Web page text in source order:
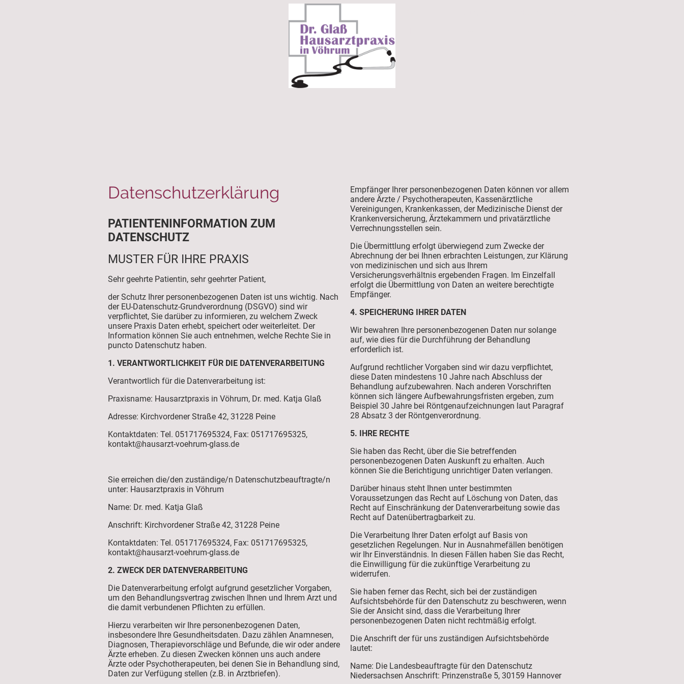
Datenschutzerklärung
PATIENTENINFORMATION ZUM
DATENSCHUTZ
MUSTER FÜR IHRE PRAXIS
Sehr geehrte Patientin, sehr geehrter Patient,
der Schutz Ihrer personenbezogenen Daten ist uns wichtig. Nach
der EU-Datenschutz-Grundverordnung (DSGVO) sind wir
verpflichtet, Sie darüber zu informieren, zu welchem Zweck
unsere Praxis Daten erhebt, speichert oder weiterleitet. Der
Information können Sie auch entnehmen, welche Rechte Sie in
puncto Datenschutz haben.
1. VERANTWORTLICHKEIT FÜR DIE DATENVERARBEITUNG
Verantwortlich für die Datenverarbeitung ist:
Praxisname: Hausarztpraxis in Vöhrum, Dr. med. Katja Glaß
Adresse: Kirchvordener Straße 42, 31228 Peine
Kontaktdaten: Tel. 051717695324, Fax: 051717695325,
kontakt@hausarzt-voehrum-glass.de
Sie erreichen die/den zuständige/n Datenschutzbeauftragte/n
unter: Hausarztpraxis in Vöhrum
Name: Dr. med. Katja Glaß
Anschrift: Kirchvordener Straße 42, 31228 Peine
Kontaktdaten: Tel. 051717695324, Fax: 051717695325,
kontakt@hausarzt-voehrum-glass.de
2. ZWECK DER DATENVERARBEITUNG
Die Datenverarbeitung erfolgt aufgrund gesetzlicher Vorgaben,
um den Behandlungsvertrag zwischen Ihnen und Ihrem Arzt und
die damit verbundenen Pflichten zu erfüllen.
Hierzu verarbeiten wir Ihre personenbezogenen Daten,
insbesondere Ihre Gesundheitsdaten. Dazu zählen Anamnesen,
Diagnosen, Therapievorschläge und Befunde, die wir oder andere
Ärzte erheben. Zu diesen Zwecken können uns auch andere
Ärzte oder Psychotherapeuten, bei denen Sie in Behandlung sind,
Daten zur Verfügung stellen (z.B. in Arztbriefen).
Empfänger Ihrer personenbezogenen Daten können vor allem
andere Ärzte / Psychotherapeuten, Kassenärztliche
Vereinigungen, Krankenkassen, der Medizinische Dienst der
Krankenversicherung, Ärztekammern und privatärztliche
Verrechnungsstellen sein.
Die Übermittlung erfolgt überwiegend zum Zwecke der
Abrechnung der bei Ihnen erbrachten Leistungen, zur Klärung
von medizinischen und sich aus Ihrem
Versicherungsverhältnis ergebenden Fragen. Im Einzelfall
erfolgt die Übermittlung von Daten an weitere berechtigte
Empfänger.
4. SPEICHERUNG IHRER DATEN
Wir bewahren Ihre personenbezogenen Daten nur solange
auf, wie dies für die Durchführung der Behandlung
erforderlich ist.
Aufgrund rechtlicher Vorgaben sind wir dazu verpflichtet,
diese Daten mindestens 10 Jahre nach Abschluss der
Behandlung aufzubewahren. Nach anderen Vorschriften
können sich längere Aufbewahrungsfristen ergeben, zum
Beispiel 30 Jahre bei Röntgenaufzeichnungen laut Paragraf
28 Absatz 3 der Röntgenverordnung.
5. IHRE RECHTE
Sie haben das Recht, über die Sie betreffenden
personenbezogenen Daten Auskunft zu erhalten. Auch
können Sie die Berichtigung unrichtiger Daten verlangen.
Darüber hinaus steht Ihnen unter bestimmten
Voraussetzungen das Recht auf Löschung von Daten, das
Recht auf Einschränkung der Datenverarbeitung sowie das
Recht auf Datenübertragbarkeit zu.
Die Verarbeitung Ihrer Daten erfolgt auf Basis von
gesetzlichen Regelungen. Nur in Ausnahmefällen benötigen
wir Ihr Einverständnis. In diesen Fällen haben Sie das Recht,
die Einwilligung für die zukünftige Verarbeitung zu
widerrufen.
Sie haben ferner das Recht, sich bei der zuständigen
Aufsichtsbehörde für den Datenschutz zu beschweren, wenn
Sie der Ansicht sind, dass die Verarbeitung Ihrer
personenbezogenen Daten nicht rechtmäßig erfolgt.
Die Anschrift der für uns zuständigen Aufsichtsbehörde
lautet:
Name: Die Landesbeauftragte für den Datenschutz
Niedersachsen Anschrift: Prinzenstraße 5, 30159 Hannover